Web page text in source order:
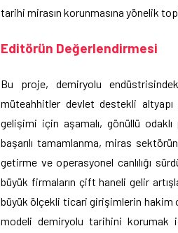
tarihi mirasın korunmasına yönelik
Editörün Değerlendirmesi
Bu proje, demiryolu
müteahhitler devlet destekli
gelişimi için aşamalı, gönüllü odaklı
başarılı tamamlanma, miras
getirme ve operasyonel canlılığı
büyük firmaların çift haneli gelir
büyük ölçekli ticari girişimlerin hakim
modeli demiryolu tarihini